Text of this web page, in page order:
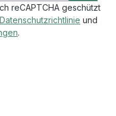
reCAPTCHA geschützt
Datenschutzrichtlinie und
.